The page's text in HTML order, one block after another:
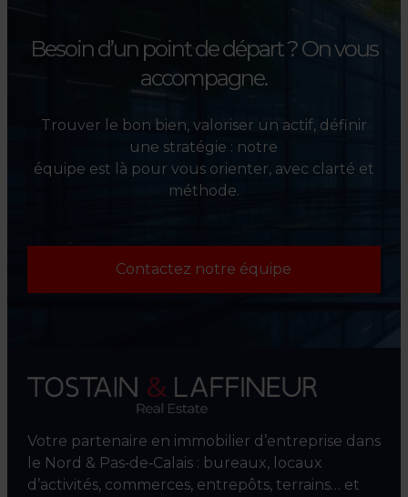
Besoin d’un point de départ ?On vous
accompagne.
Trouver le bon bien, valoriser un actif, définir
une stratégie : notre
équipe est là pour vous orienter, avec clarté et
méthode.
Contactez notre équipe
Votre partenaire en immobilier d’entreprise dans
le Nord & Pas‑de‑Calais : bureaux, locaux
d’activités, commerces, entrepôts, terrains… et